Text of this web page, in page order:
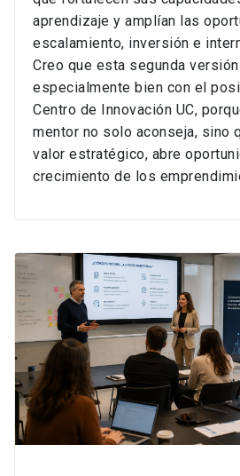
aprendizaje y amplían las
escalamiento, inversión e
Creo que esta segunda
especialmente bien con el
Centro de Innovación UC,
mentor no solo aconseja, sino
valor estratégico, abre
crecimiento de los